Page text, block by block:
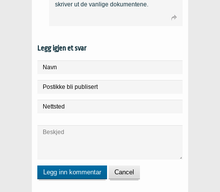
skriver ut de vanlige dokumentene.
Legg igjen et svar